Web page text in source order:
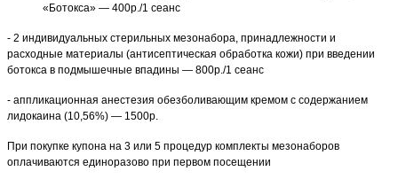
«Ботокса» — 400р./1 сеанс
- 2 индивидуальных стерильных мезонабора, принадлежности и
расходные материалы (антисептическая обработка кожи) при введении
ботокса в подмышечные впадины — 800р./1 сеанс
- аппликационная анестезия обезболивающим кремом с содержанием
лидокаина (10,56%) — 1500р.
При покупке купона на 3 или 5 процедур комплекты мезонаборов
оплачиваются единоразово при первом посещении